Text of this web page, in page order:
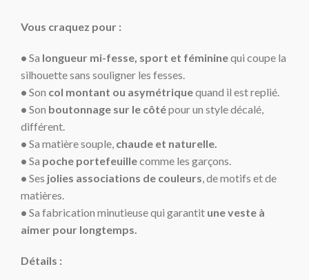
Vous craquez pour :
•Sa longueur mi-fesse, sport et fémininequi coupe la
silhouette sans souligner les fesses.
• Son col montant ou asymétriquequand il est replié.
• Son boutonnage sur le côtépour un style décalé,
différent.
• Sa matière souple, chaude et naturelle.
• Sa poche portefeuillecomme les garçons.
• Ses jolies associations de couleurs, de motifs et de
matières.
• Sa fabrication minutieuse qui garantit une veste à
aimer pour longtemps.
Détails :